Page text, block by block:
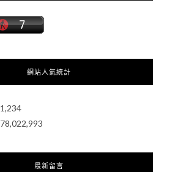
網站人氣統計
1,234
78,022,993
最新留言